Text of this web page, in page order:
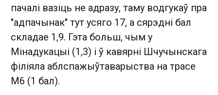
пачалі вазіць не адразу, таму водгукаў пра
"адпачынак" тут усяго 17, а сярэдні бал
складае 1,9. Гэта больш, чым у
Мінадукацыі (1,3) і ў кавярні Шчучынскага
філіяла аблспажыўтаварыства на трасе
М6 (1 бал).